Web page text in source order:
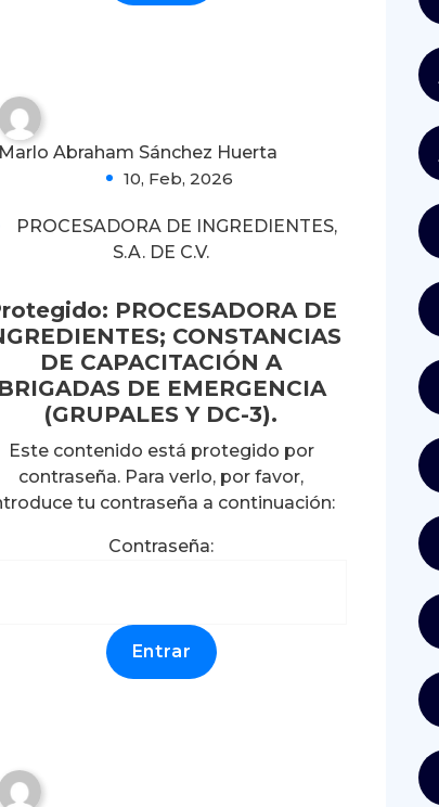
Marlo Abraham Sánchez Huerta
10, Feb, 2026
PROCESADORA DE INGREDIENTES,
S.A. DE C.V.
PROCESADORA DE
CONSTANCIAS
DE CAPACITACIÓN A
BRIGADAS DE EMERGENCIA
(GRUPALES Y DC-3).
Este contenido está protegido por
contraseña. Para verlo, por favor,
tu contraseña a continuación:
Contraseña:
Protegido: DRÄGER
C.V.;CONSTANCIAS DE
LABORALES (FORMATO
DC-3), BRIGADAS DE